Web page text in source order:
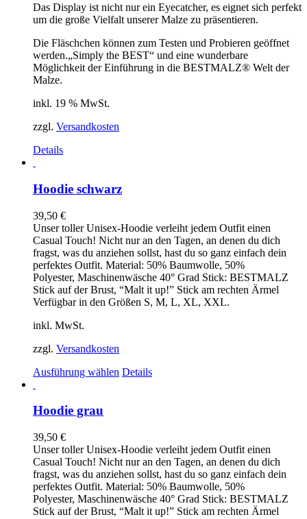
Das Display ist nicht nur ein Eyecatcher, es eignet sich perfekt
um die große Vielfalt unserer Malze zu präsentieren.
Die Fläschchen können zum Testen und Probieren geöffnet
werden.„Simply the BEST“ und eine wunderbare
Möglichkeit der Einführung in die BESTMALZ® Welt der
Malze.
inkl. 19 % MwSt.
zzgl. Versandkosten
Details
Hoodie schwarz
39,50 €
Unser toller Unisex-Hoodie verleiht jedem Outfit einen
Casual Touch! Nicht nur an den Tagen, an denen du dich
fragst, was du anziehen sollst, hast du so ganz einfach dein
perfektes Outfit. Material: 50% Baumwolle, 50%
Polyester, Maschinenwäsche 40° Grad Stick: BESTMALZ
Stick auf der Brust, “Malt it up!” Stick am rechten Ärmel
Verfügbar in den Größen S, M, L, XL, XXL.
inkl. MwSt.
zzgl. Versandkosten
Ausführung wählen Dieses
Die
Optionen
können
auf
der
Produktseite
Details
Hoodie grau
39,50 €
Unser toller Unisex-Hoodie verleiht jedem Outfit einen
Casual Touch! Nicht nur an den Tagen, an denen du dich
fragst, was du anziehen sollst, hast du so ganz einfach dein
perfektes Outfit. Material: 50% Baumwolle, 50%
Polyester, Maschinenwäsche 40° Grad Stick: BESTMALZ
Stick auf der Brust, “Malt it up!” Stick am rechten Ärmel